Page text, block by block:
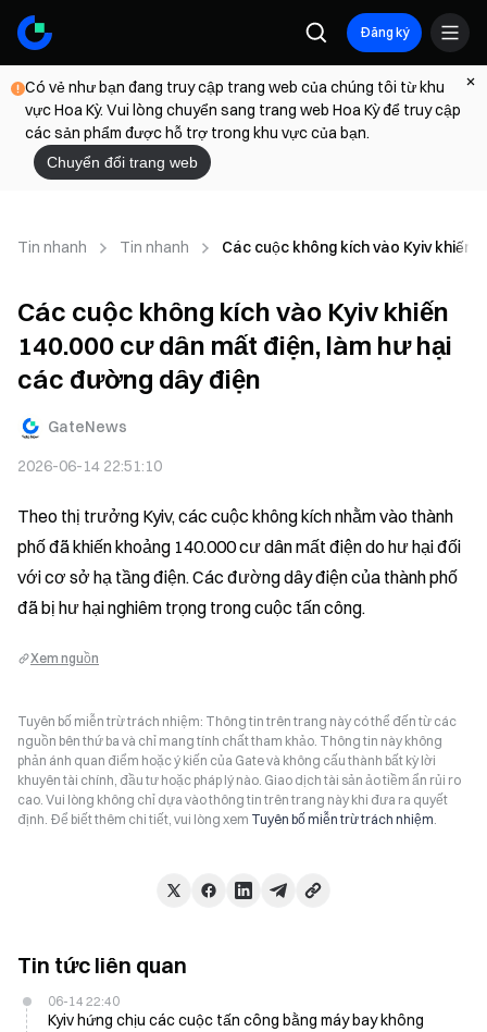
Đăng ký
Có vẻ như bạn đang truy cập trang web của chúng tôi từ khu
vực Hoa Kỳ. Vui lòng chuyển sang trang web Hoa Kỳ để truy cập
các sản phẩm được hỗ trợ trong khu vực của bạn.
Chuyển đổi trang web
Tin nhanh Tin nhanh Các cuộc không kích vào Kyiv khiến
Các cuộc không kích vào Kyiv khiến
140.000 cư dân mất điện, làm hư hại
các đường dây điện
GateNews
2026-06-14 22:51:10
Theo thị trưởng Kyiv, các cuộc không kích nhằm vào thành
phố đã khiến khoảng 140.000 cư dân mất điện do hư hại đối
với cơ sở hạ tầng điện. Các đường dây điện của thành phố
đã bị hư hại nghiêm trọng trong cuộc tấn công.
Xem nguồn
Tuyên bố miễn trừ trách nhiệm: Thông tin trên trang này có thể đến từ các
nguồn bên thứ ba và chỉ mang tính chất tham khảo. Thông tin này không
phản ánh quan điểm hoặc ý kiến của Gate và không cấu thành bất kỳ lời
khuyên tài chính, đầu tư hoặc pháp lý nào. Giao dịch tài sản ảo tiềm ẩn rủi ro
cao. Vui lòng không chỉ dựa vào thông tin trên trang này khi đưa ra quyết
định. Để biết thêm chi tiết, vui lòng xem Tuyên bố miễn trừ trách nhiệm.
Tin tức liên quan
06-14 22:40
Kyiv hứng chịu các cuộc tấn công bằng máy bay không